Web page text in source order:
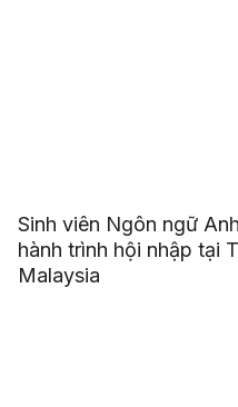
Sinh viên Ngôn ngữ
hành trình hội nhập tại
Malaysia